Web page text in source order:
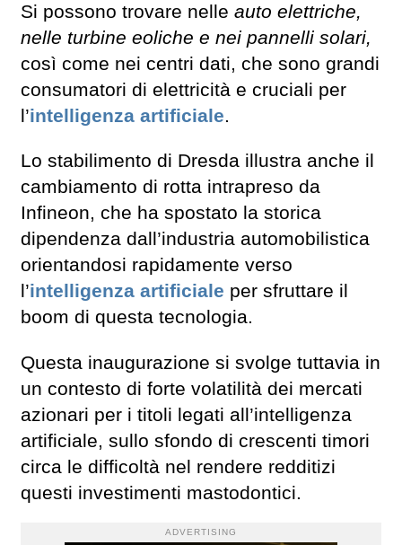
Si possono trovare nelle auto elettriche,
nelle turbine eoliche e nei pannelli solari,
così come nei centri dati, che sono grandi
consumatori di elettricità e cruciali per
l’intelligenza artificiale.
Lo stabilimento di Dresda illustra anche il
cambiamento di rotta intrapreso da
Infineon, che ha spostato la storica
dipendenza dall’industria automobilistica
orientandosi rapidamente verso
l’intelligenza artificiale per sfruttare il
boom di questa tecnologia.
Questa inaugurazione si svolge tuttavia in
un contesto di forte volatilità dei mercati
azionari per i titoli legati all’intelligenza
artificiale, sullo sfondo di crescenti timori
circa le difficoltà nel rendere redditizi
questi investimenti mastodontici.
ADVERTISING